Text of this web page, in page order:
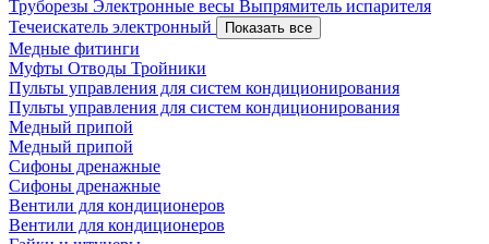
Труборезы Электронные весы Выпрямитель испарителя
Течеискатель электронный
Показать все
Медные фитинги
Муфты Отводы Тройники
Пульты управления для систем кондиционирования
Пульты управления для систем кондиционирования
Медный припой
Медный припой
Сифоны дренажные
Сифоны дренажные
Вентили для кондиционеров
Вентили для кондиционеров